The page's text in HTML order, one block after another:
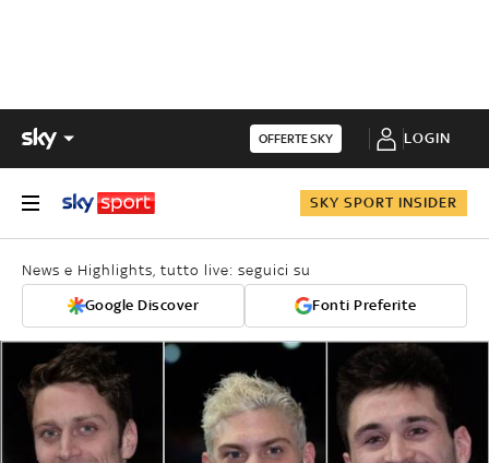
OFFERTE SKY LOGIN
SKY SPORT INSIDER
News e Highlights, tutto live: seguici su
Google Discover Fonti Preferite